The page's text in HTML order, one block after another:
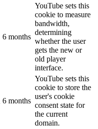
6 months
YouTube sets this
cookie to measure
bandwidth,
determining
whether the user
gets the new or
old player
interface.
6 months
YouTube sets this
cookie to store the
user's cookie
consent state for
the current
domain.